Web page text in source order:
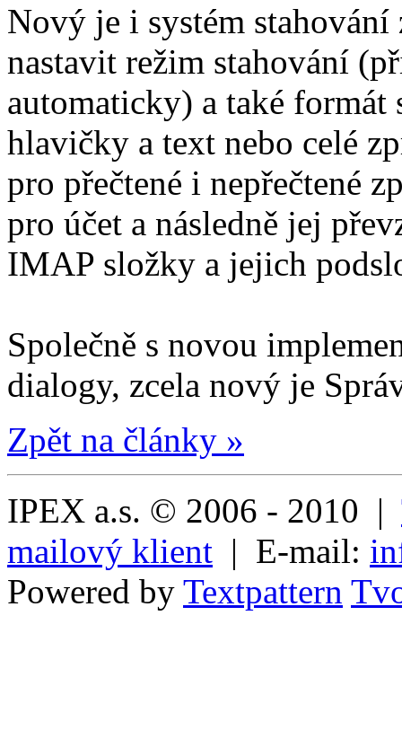
Nový je i systém
nastavit režim stahování
automaticky) a také
hlavičky a text nebo celé
pro přečtené i nepřečtené
pro účet a následně jej
IMAP složky a jejich
Společně s novou
dialogy, zcela nový je
Zpět na články »
IPEX a.s. © 2006 - 2010 |
mailový klient | E-mail:
Powered by Textpattern